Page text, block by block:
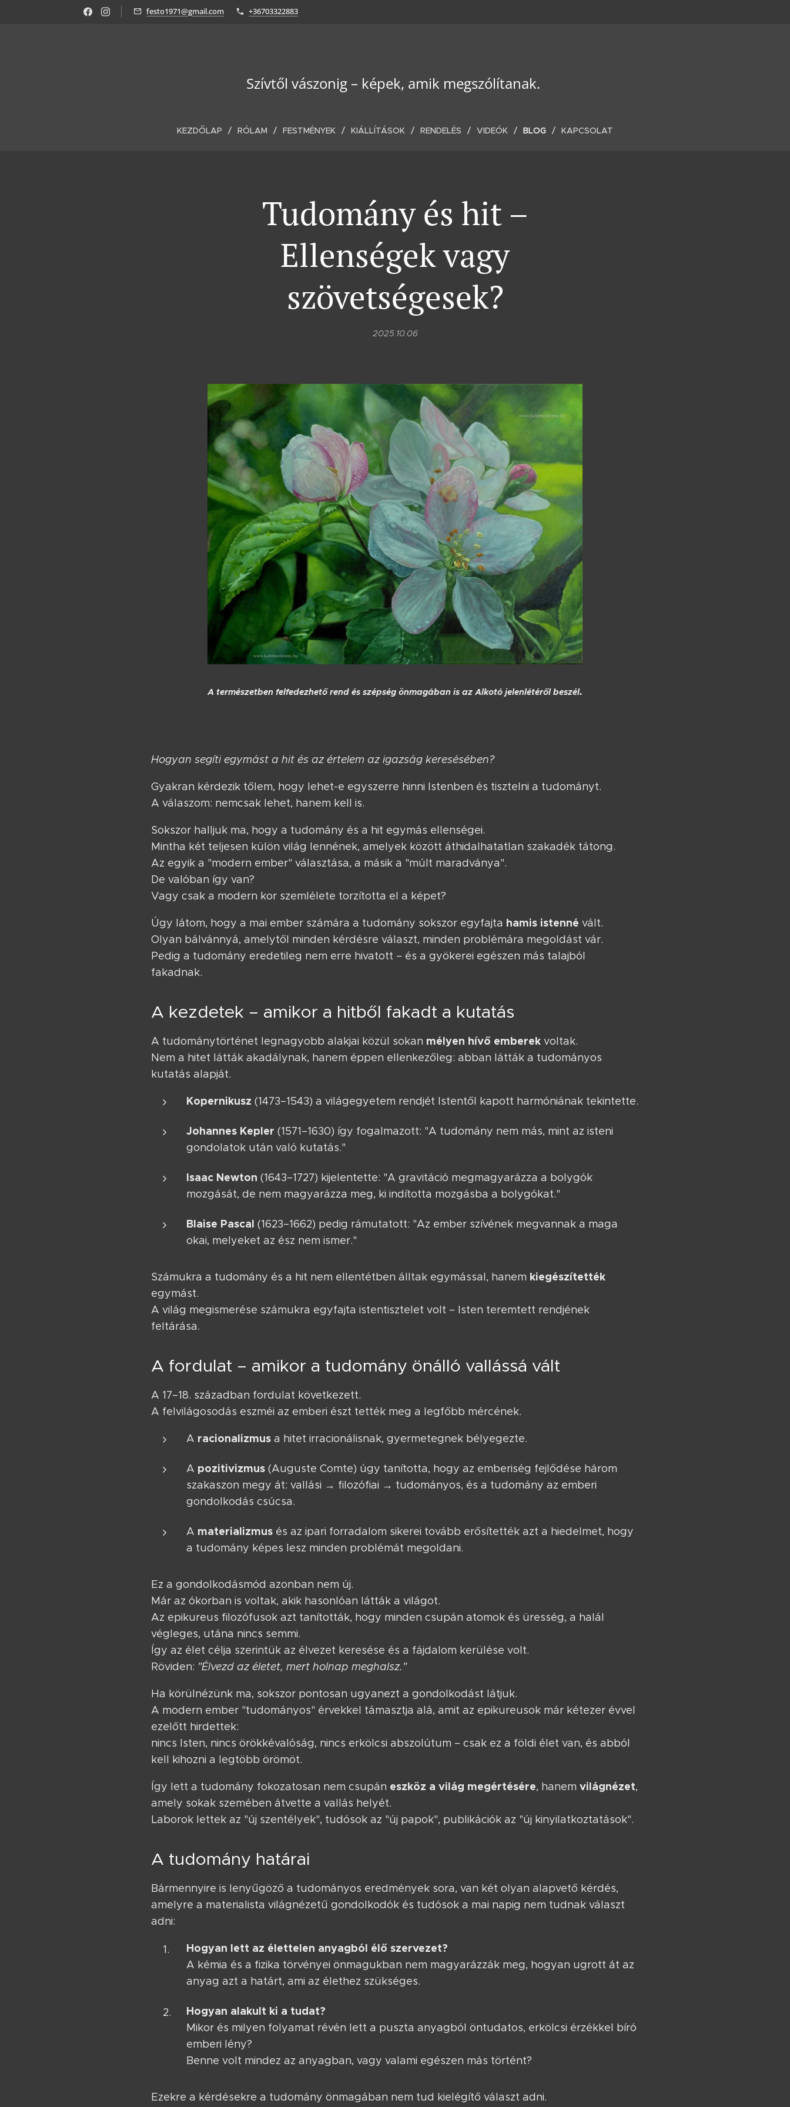
festo1971@gmail.com +36703322883
Szívtől vászonig – képek, amik megszólítanak.
KEZDŐLAP RÓLAM FESTMÉNYEK KIÁLLÍTÁSOK RENDELÉS VIDEÓK BLOG KAPCSOLAT
Tudomány és hit –
Ellenségek vagy
szövetségesek?
2025.10.06
A természetben felfedezhető rend és szépség önmagában is az Alkotó jelenlétéről beszél.
Hogyan segíti egymást a hit és az értelem az igazság keresésében?
Gyakran kérdezik tőlem, hogy lehet-e egyszerre hinni Istenben és tisztelni a tudományt.
A válaszom: nemcsak lehet, hanem kell is.
Sokszor halljuk ma, hogy a tudomány és a hit egymás ellenségei.
Mintha két teljesen külön világ lennének, amelyek között áthidalhatatlan szakadék tátong.
Az egyik a "modern ember" választása, a másik a "múlt maradványa".
De valóban így van?
Vagy csak a modern kor szemlélete torzította el a képet?
Úgy látom, hogy a mai ember számára a tudomány sokszor egyfajta hamis istenné vált.
Olyan bálvánnyá, amelytől minden kérdésre választ, minden problémára megoldást vár.
Pedig a tudomány eredetileg nem erre hivatott – és a gyökerei egészen más talajból
fakadnak.
A kezdetek – amikor a hitből fakadt a kutatás
A tudománytörténet legnagyobb alakjai közül sokan mélyen hívő emberek voltak.
Nem a hitet látták akadálynak, hanem éppen ellenkezőleg: abban látták a tudományos
kutatás alapját.
Kopernikusz (1473–1543) a világegyetem rendjét Istentől kapott harmóniának tekintette.
Johannes Kepler (1571–1630) így fogalmazott: "A tudomány nem más, mint az isteni
gondolatok után való kutatás."
Isaac Newton (1643–1727) kijelentette: "A gravitáció megmagyarázza a bolygók
mozgását, de nem magyarázza meg, ki indította mozgásba a bolygókat."
Blaise Pascal (1623–1662) pedig rámutatott: "Az ember szívének megvannak a maga
okai, melyeket az ész nem ismer."
Számukra a tudomány és a hit nem ellentétben álltak egymással, hanem kiegészítették
egymást.
A világ megismerése számukra egyfajta istentisztelet volt – Isten teremtett rendjének
feltárása.
A fordulat – amikor a tudomány önálló vallássá vált
A 17–18. században fordulat következett.
A felvilágosodás eszméi az emberi észt tették meg a legfőbb mércének.
A racionalizmus a hitet irracionálisnak, gyermetegnek bélyegezte.
A pozitivizmus (Auguste Comte) úgy tanította, hogy az emberiség fejlődése három
szakaszon megy át: vallási → filozófiai → tudományos, és a tudomány az emberi
gondolkodás csúcsa.
A materializmus és az ipari forradalom sikerei tovább erősítették azt a hiedelmet, hogy
a tudomány képes lesz minden problémát megoldani.
Ez a gondolkodásmód azonban nem új.
Már az ókorban is voltak, akik hasonlóan látták a világot.
Az epikureus filozófusok azt tanították, hogy minden csupán atomok és üresség, a halál
végleges, utána nincs semmi.
Így az élet célja szerintük az élvezet keresése és a fájdalom kerülése volt.
Röviden: "Élvezd az életet, mert holnap meghalsz."
Ha körülnézünk ma, sokszor pontosan ugyanezt a gondolkodást látjuk.
A modern ember "tudományos" érvekkel támasztja alá, amit az epikureusok már kétezer évvel
ezelőtt hirdettek:
nincs Isten, nincs örökkévalóság, nincs erkölcsi abszolútum – csak ez a földi élet van, és abból
kell kihozni a legtöbb örömöt.
Így lett a tudomány fokozatosan nem csupán eszköz a világ megértésére, hanem világnézet,
amely sokak szemében átvette a vallás helyét.
Laborok lettek az "új szentélyek", tudósok az "új papok", publikációk az "új kinyilatkoztatások".
A tudomány határai
Bármennyire is lenyűgöző a tudományos eredmények sora, van két olyan alapvető kérdés,
amelyre a materialista világnézetű gondolkodók és tudósok a mai napig nem tudnak választ
adni:
Hogyan lett az élettelen anyagból élő szervezet?
A kémia és a fizika törvényei önmagukban nem magyarázzák meg, hogyan ugrott át az
anyag azt a határt, ami az élethez szükséges.
Hogyan alakult ki a tudat?
Mikor és milyen folyamat révén lett a puszta anyagból öntudatos, erkölcsi érzékkel bíró
emberi lény?
Benne volt mindez az anyagban, vagy valami egészen más történt?
Ezekre a kérdésekre a tudomány önmagában nem tud kielégítő választ adni.